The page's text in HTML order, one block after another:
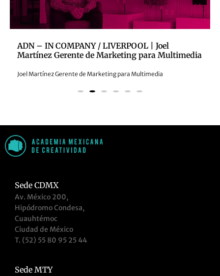
ADN – IN COMPANY / LIVERPOOL | Joel
Martínez Gerente de Marketing para Multimedia
Joel Martínez Gerente de Marketing para Multimedia
Sede CDMX
Av. México 200,
Hipódromo Condesa,
Cuauhtémoc
Ciudad de México
T. (52) 55 80 95 25 44
Sede MTY